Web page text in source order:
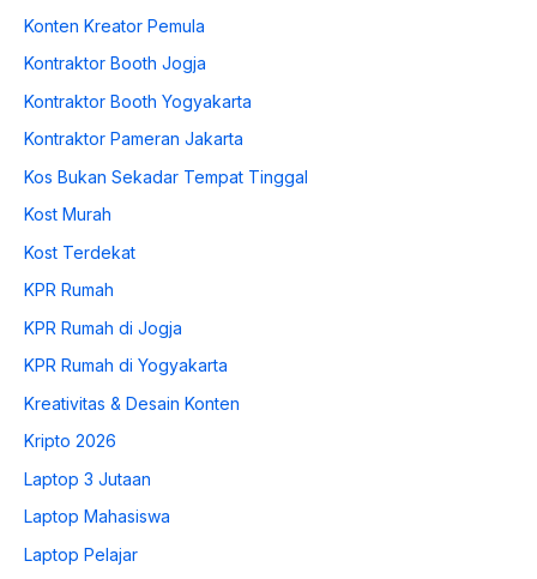
Konten Kreator Pemula
Kontraktor Booth Jogja
Kontraktor Booth Yogyakarta
Kontraktor Pameran Jakarta
Kos Bukan Sekadar Tempat Tinggal
Kost Murah
Kost Terdekat
KPR Rumah
KPR Rumah di Jogja
KPR Rumah di Yogyakarta
Kreativitas & Desain Konten
Kripto 2026
Laptop 3 Jutaan
Laptop Mahasiswa
Laptop Pelajar